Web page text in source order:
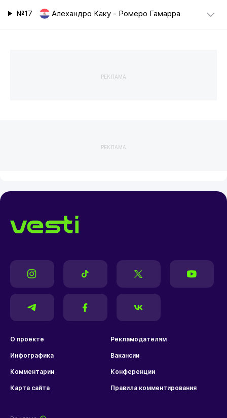
№17 Алехандро Каку - Ромеро Гамарра
РЕКЛАМА
РЕКЛАМА
О проекте Рекламодателям
Инфографика Вакансии
Комментарии Конференции
Карта сайта Правила комментирования